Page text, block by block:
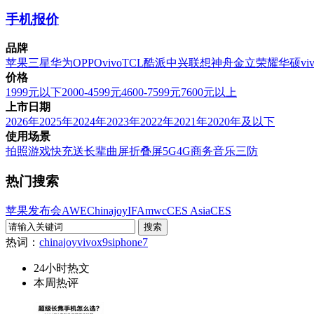
手机报价
品牌
苹果三星华为OPPOvivoTCL酷派中兴联想神舟金立荣耀华硕
价格
1999元以下2000-4599元4600-7599元7600元以上
上市日期
2026年2025年2024年2023年2022年2021年2020年及以下
使用场景
拍照游戏快充送长辈曲屏折叠屏5G4G商务音乐三防
热门搜索
苹果发布会AWEChinajoyIFAmwcCES AsiaCES
热词： chinajoyvivox9siphone7
24小时热文
本周热评